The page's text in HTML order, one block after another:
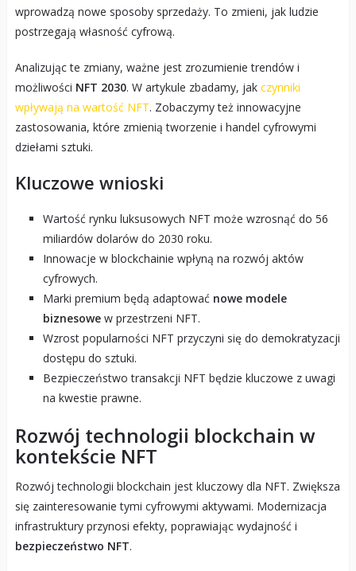
wprowadzą nowe sposoby sprzedaży. To zmieni, jak ludzie
postrzegają własność cyfrową.
Analizując te zmiany, ważne jest zrozumienie trendów i
możliwości NFT 2030. W artykule zbadamy, jak czynniki
wpływają na wartość NFT. Zobaczymy też innowacyjne
zastosowania, które zmienią tworzenie i handel cyfrowymi
dziełami sztuki.
Kluczowe wnioski
Wartość rynku luksusowych NFT może wzrosnąć do 56
miliardów dolarów do 2030 roku.
Innowacje w blockchainie wpłyną na rozwój aktów
cyfrowych.
Marki premium będą adaptować nowe modele
biznesowew przestrzeni NFT.
Wzrost popularności NFT przyczyni się do demokratyzacji
dostępu do sztuki.
Bezpieczeństwo transakcji NFT będzie kluczowe z uwagi
na kwestie prawne.
Rozwój technologii blockchain w
kontekście NFT
Rozwój technologii blockchain jest kluczowy dla NFT. Zwiększa
się zainteresowanie tymi cyfrowymi aktywami. Modernizacja
infrastruktury przynosi efekty, poprawiając wydajność i
bezpieczeństwo NFT.